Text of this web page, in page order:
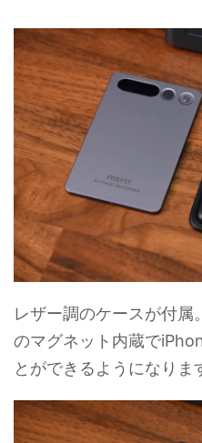
レザー調のケースが付
のマグネット内蔵で
とができるようになりま